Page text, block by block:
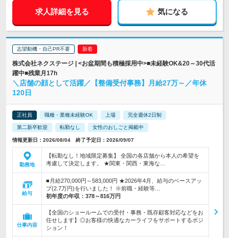
求人詳細を見る 気になる
志望動機・自己PR不要
株式会社ネクステージ | <お盆期間も積極採用中>■未経験OK&20～30代活
躍中■残業月17h
＼店舗の顔として活躍／【整備受付事務】月給27万～／年休
120日
正社員 職種・業種未経験OK 上場 完全週休2日制
第二新卒歓迎 転勤なし 女性のおしごと掲載中
情報更新日：2026/08/04 終了予定日：2026/09/07
勤務地
【転勤なし！地域限定募集】 全国の各店舗から本人の希望を
考慮して決定します。 ★関東・関西・東海な…
給与
■月給270,000円～583,000円 ★2026年4月、給与のベースアッ
プ(2.7万円)を行いました！ ※前職・経験等…
初年度の年収： 378～816万円
仕事内容
【全国のショールームでの受付・事務・既存顧客対応などをお
任せします】◎お客様の快適なカーライフをサポートするポジ
ション！